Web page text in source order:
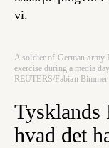
vi.
A soldier of German army
exercise during a media
REUTERS/Fabian Bimmer
Tysklands
hvad det